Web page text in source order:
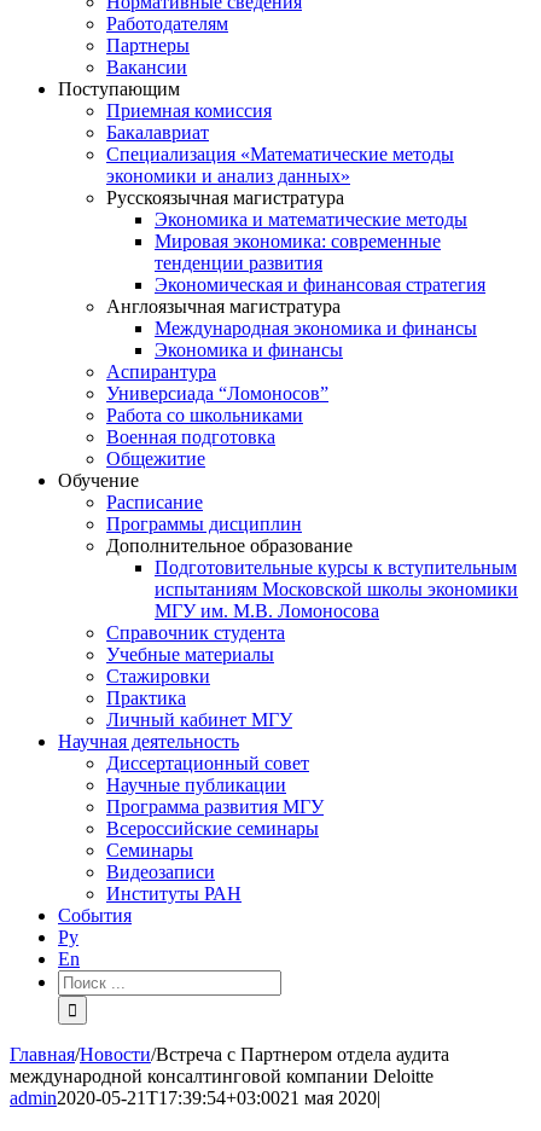
Работодателям
Партнеры
Вакансии
Поступающим
Приемная комиссия
Бакалавриат
Специализация «Математические методы
экономики и анализ данных»
Русскоязычная магистратура
Экономика и математические методы
Мировая экономика: современные
тенденции развития
Экономическая и финансовая стратегия
Англоязычная магистратура
Международная экономика и финансы
Экономика и финансы
Аспирантура
Универсиада “Ломоносов”
Работа со школьниками
Военная подготовка
Общежитие
Обучение
Расписание
Программы дисциплин
Дополнительное образование
Подготовительные курсы к вступительным
испытаниям Московской школы экономики
МГУ им. М.В. Ломоносова
Справочник студента
Учебные материалы
Стажировки
Практика
Личный кабинет МГУ
Научная деятельность
Диссертационный совет
Научные публикации
Программа развития МГУ
Всероссийские семинары
Семинары
Видеозаписи
Институты РАН
События
Ру
En
Результат
поиска:
Главная/Новости/Встреча с Партнером отдела аудита
международной консалтинговой компании Deloitte
admin2020-05-21T17:39:54+03:0021 мая 2020|